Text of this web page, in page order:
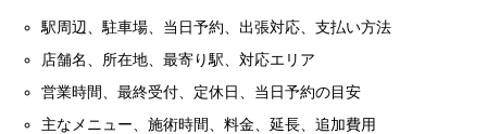
駅周辺、駐車場、当日予約、出張対応、支払い方法
店舗名、所在地、最寄り駅、対応エリア
営業時間、最終受付、定休日、当日予約の目安
主なメニュー、施術時間、料金、延長、追加費用